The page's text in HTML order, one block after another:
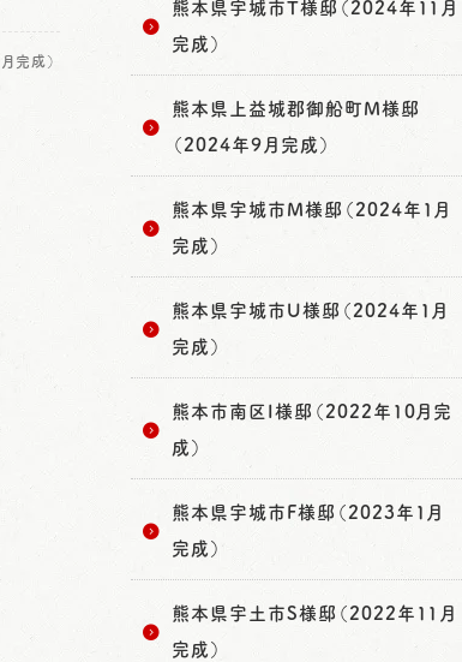
完成）
熊本県宇城市T様邸（2024年11月
完成）
熊本県上益城郡御船町M様邸
（2024年9月完成）
熊本県宇城市M様邸（2024年1月
完成）
熊本県宇城市U様邸（2024年1月
完成）
熊本市南区I様邸（2022年10月完
成）
熊本県宇城市F様邸（2023年1月
完成）
熊本県宇土市S様邸（2022年11月
完成）